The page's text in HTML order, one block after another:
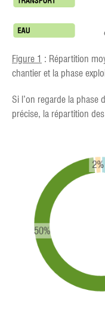
Figure 1 : Répartition
chantier et la phase
Si l’on regarde la phase
précise, la répartition